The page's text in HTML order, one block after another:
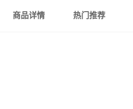
商品详情 热门推荐